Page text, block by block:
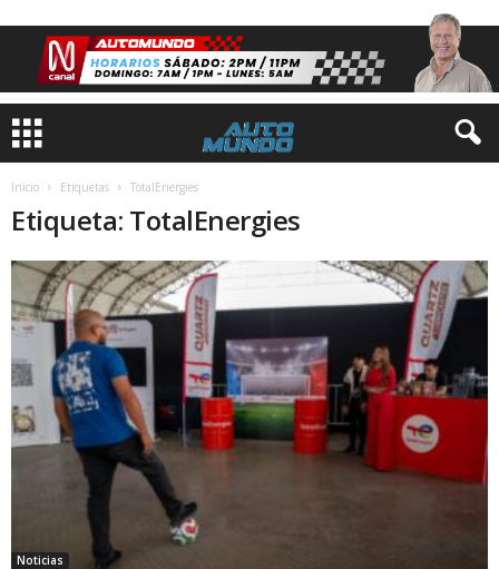
Inicio Etiquetas TotalEnergies
Etiqueta: TotalEnergies
Noticias